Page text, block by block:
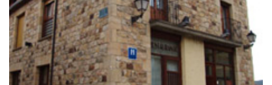
HOSTAL J.J.